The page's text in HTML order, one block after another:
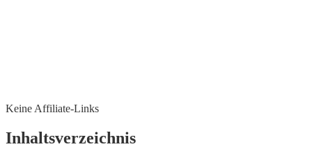
Keine Affiliate-Links
Inhaltsverzeichnis